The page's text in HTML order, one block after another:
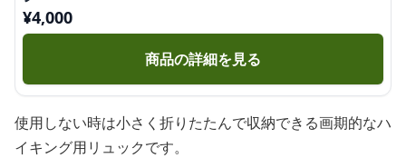
¥4,000
商品の詳細を見る
使用しない時は小さく折りたたんで収納できる画期的なハ
イキング用リュックです。